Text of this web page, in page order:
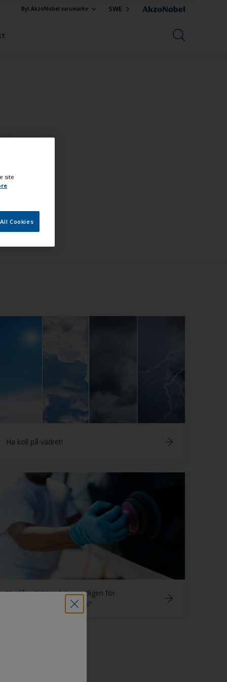
Byt AkzoNobel varumärke SWE
Ha koll på vädret!
Hur lång tid tar det egentligen för
epoxiprodukter att härda?
site
Cookies